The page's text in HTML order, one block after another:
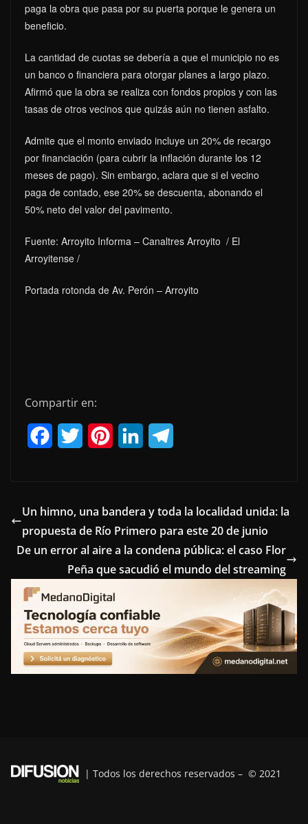
paga la obra que pasa por su puerta porque le genera un
beneficio.
La cantidad de cuotas se debería a que el municipio no es
un banco o financiera para otorgar planes a largo plazo.
Afirmó que la obra se realiza con fondos propios y con las
tasas de otros vecinos que quizás aún no tienen asfalto.
Admite que el monto enviado incluye un 20% de recargo
por financiación (para cubrir la inflación durante los 12
meses de pago). Sin embargo, aclara que si el vecino
paga de contado, ese 20% se descuenta, abonando el
50% neto del valor del pavimento.
Fuente: Arroyito Informa – Canaltres Arroyito / El
Arroyitense /
Portada rotonda de Av. Perón – Arroyito
Compartir en:
e
b
o
o
k
t
t
e
r
t
e
r
e
s
t
k
e
d
I
n
e
g
r
a
Un himno, una bandera y toda la localidad unida: la
propuesta de Río Primero para este 20 de junio
De un error al aire a la condena pública: el caso Flor
Peña que sacudió el mundo del streaming
| Todos los derechos reservados – © 2021